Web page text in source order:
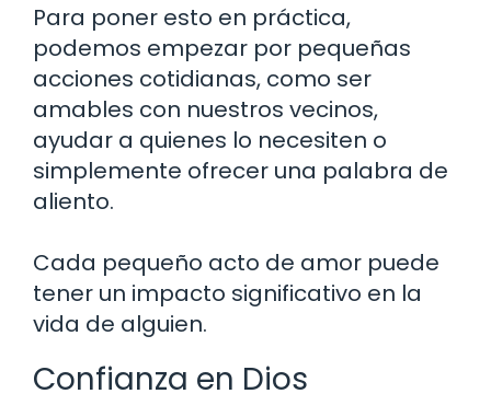
Para poner esto en práctica,
podemos empezar por pequeñas
acciones cotidianas, como ser
amables con nuestros vecinos,
ayudar a quienes lo necesiten o
simplemente ofrecer una palabra de
aliento.
Cada pequeño acto de amor puede
tener un impacto significativo en la
vida de alguien.
Confianza en Dios